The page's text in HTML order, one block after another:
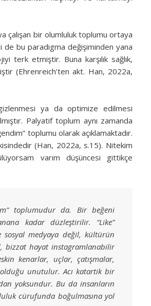
çalışan bir olumluluk toplumu ortaya
de bu paradigma değişiminden yana
terk etmiştir. Buna karşılık sağlık,
(Ehrenreich’ten akt. Han, 2022a,
ya da optimize edilmesi
Palyatif toplum aynı zamanda
toplumu olarak açıklamaktadır.
(Han, 2022a, s.15). Nitekim
varım düşüncesi gittikçe
toplumudur da. Bir beğeni
kadar düzleştirilir. “Like”
medyaya değil, kültürün
bizzat hayat instagramlanabilir
kenarlar, uçlar, çatışmalar,
olduğu unutulur. Acı katartik bir
yoksundur. Bu da insanların
cürufunda boğulmasına yol